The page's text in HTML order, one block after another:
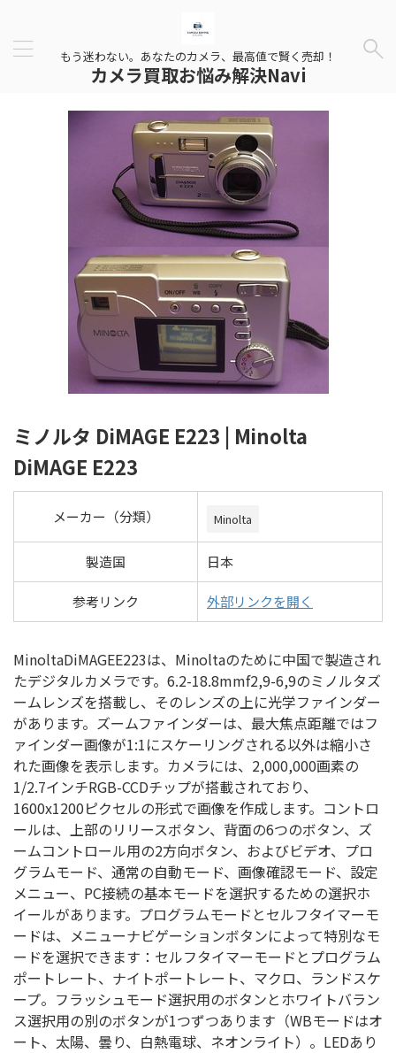
もう迷わない。あなたのカメラ、最高値で賢く売却！
カメラ買取お悩み解決Navi
ミノルタ DiMAGE E223 | Minolta
DiMAGE E223
メーカー（分類） Minolta
製造国 日本
参考リンク 外部リンクを開く
MinoltaDiMAGEE223は、Minoltaのために中国で製造され
たデジタルカメラです。6.2-18.8mmf2,9-6,9のミノルタズ
ームレンズを搭載し、そのレンズの上に光学ファインダー
があります。ズームファインダーは、最大焦点距離ではフ
ァインダー画像が1:1にスケーリングされる以外は縮小さ
れた画像を表示します。カメラには、2,000,000画素の
1/2.7インチRGB-CCDチップが搭載されており、
1600x1200ピクセルの形式で画像を作成します。コントロ
ールは、上部のリリースボタン、背面の6つのボタン、ズ
ームコントロール用の2方向ボタン、およびビデオ、プロ
グラムモード、通常の自動モード、画像確認モード、設定
メニュー、PC接続の基本モードを選択するための選択ホ
イールがあります。プログラムモードとセルフタイマーモ
ードは、メニューナビゲーションボタンによって特別なモ
ードを選択できます：セルフタイマーモードとプログラム
ポートレート、ナイトポートレート、マクロ、ランドスケ
ープ。フラッシュモード選択用のボタンとホワイトバラン
ス選択用の別のボタンが1つずつあります（WBモードはオ
ート、太陽、曇り、白熱電球、ネオンライト）。LEDあり